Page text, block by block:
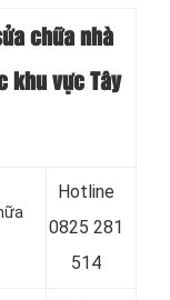
chữa nhà
khu vực Tây
Hotline
0825 281
514